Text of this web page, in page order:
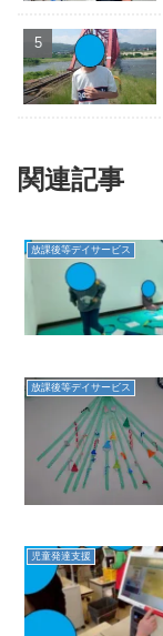
関連記事
放課後等デイサービス
放課後等デイサービス
児童発達支援